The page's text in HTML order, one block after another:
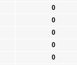
0
0
0
0
0